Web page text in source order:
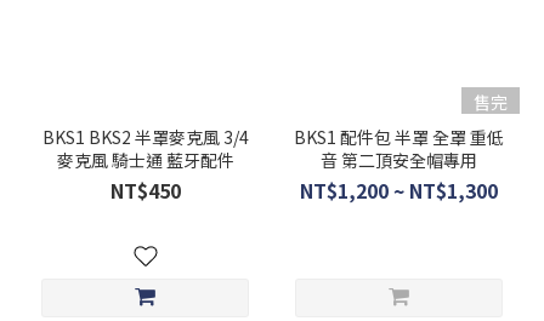
BKS1 BKS2 半罩麥克風 3/4
麥克風 騎士通 藍牙配件
NT$450
售完
BKS1 配件包 半罩 全罩 重低
音 第二頂安全帽專用
NT$1,200 ~ NT$1,300